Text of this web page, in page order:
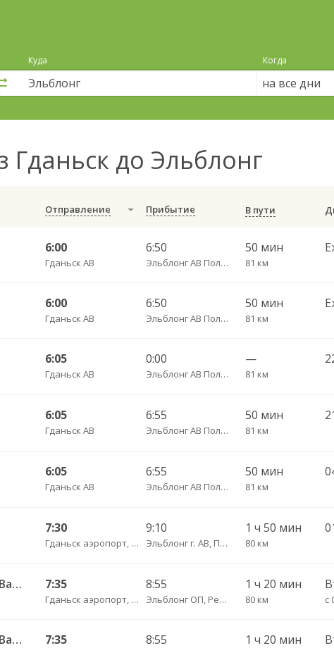
Куда Когда
на все дни
Гданьск до Эльблонг
Отправление Прибытие В пути
6:00
Гданьск АВ
6:50
Эльблонг АВ Польша, ул. Грунвальдска, 61
50 мин
81 км
6:00
Гданьск АВ
6:50
Эльблонг АВ Польша, ул. Грунвальдска, 61
50 мин
81 км
6:05
Гданьск АВ
0:00
Эльблонг АВ Польша, ул. Грунвальдска, 61
—
81 км
6:05
Гданьск АВ
6:55
Эльблонг АВ Польша, ул. Грунвальдска, 61
50 мин
81 км
6:05
Гданьск АВ
6:55
Эльблонг АВ Польша, ул. Грунвальдска, 61
50 мин
81 км
7:30
Гданьск аэропорт, ул. Ю. Словацкого, 200, платформа 7
9:10
Эльблонг г. АВ, Польша, г. пл. Дворцовы, д. 4
1 ч 50 мин
80 км
700 Гданьск аэропорт им. Леха Валенсы — Калининград АВ 7:35
Гданьск аэропорт, ул. Ю. Словацкого, 200, платформа 7
8:55
Эльблонг ОП, Республика Польша, г. пл. Дворцовы, д. 4
1 ч 20 мин
80 км
700 Гданьск аэропорт им. Леха Валенсы — Калининград АВ 7:35 8:55 1 ч 20 мин